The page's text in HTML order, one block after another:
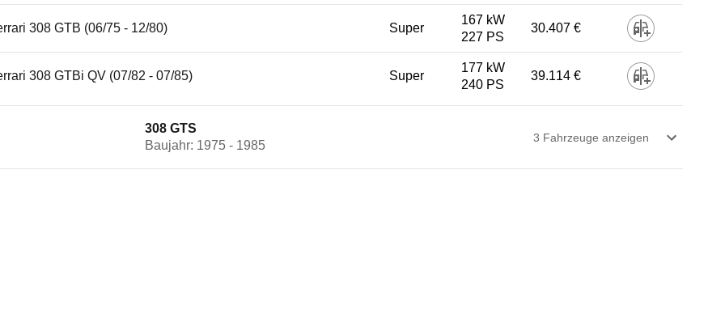
308 GTB (06/75 - 12/80) Super
167 kW
227 PS
30.407 €
308 GTBi QV (07/82 - 07/85) Super
177 kW
240 PS
39.114 €
308 GTS
Baujahr: 1975 - 1985
3 Fahrzeuge anzeigen